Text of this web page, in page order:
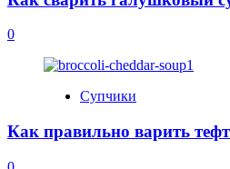
0
Супчики
Как правильно варить